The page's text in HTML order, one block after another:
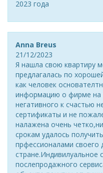
2023 года
Anna Breus
21/12/2023
Я нашла свою квартиру
предлагалась по
как человек
информацию о фирме на
негативного к счастью
сертификаты и не
налажена очень
срокам удалось
прфессионалами своего
стране.Индивилуальное
послепродажного